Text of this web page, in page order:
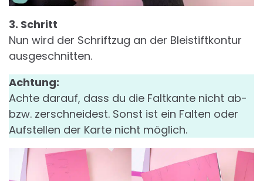
3. Schritt
Nun wird der Schriftzug an der Bleistiftkontur
ausgeschnitten.
Achtung:
Achte darauf, dass du die Faltkante nicht ab-
bzw. zerschneidest. Sonst ist ein Falten oder
Aufstellen der Karte nicht möglich.